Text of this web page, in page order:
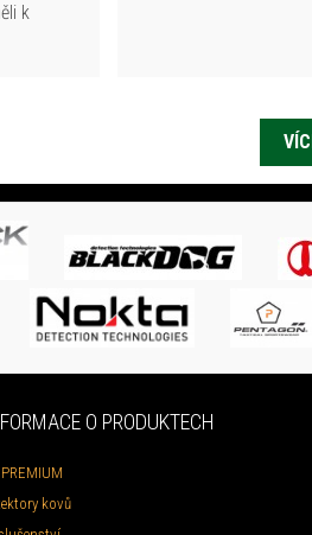
k
O PRODUKTECH
kovů